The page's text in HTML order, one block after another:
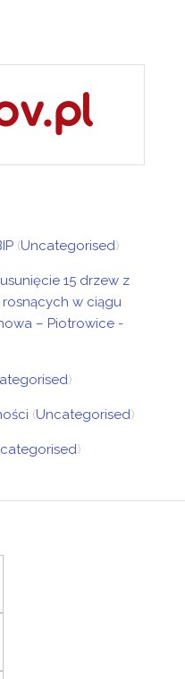
(Uncategorised)
15 drzew z
w ciągu
– Piotrowice -
)
(Uncategorised)
)